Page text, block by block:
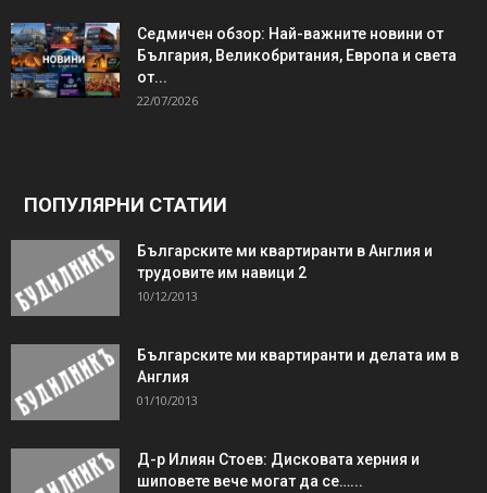
Седмичен обзор: Най-важните новини от
България, Великобритания, Европа и света
от...
22/07/2026
ПОПУЛЯРНИ СТАТИИ
Българските ми квартиранти в Англия и
трудовите им навици 2
10/12/2013
Българските ми квартиранти и делата им в
Англия
01/10/2013
Д-р Илиян Стоев: Дисковата херния и
шиповете вече могат да се…...